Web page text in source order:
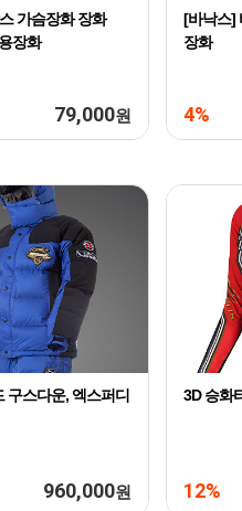
가슴장화 장화
장화
79,000원
[바낙스]
장화
4%
구스다운, 엑스퍼디
960,000원
3D 승화
12%